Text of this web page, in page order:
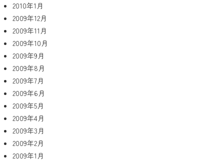
2010年1月
2009年12月
2009年11月
2009年10月
2009年9月
2009年8月
2009年7月
2009年6月
2009年5月
2009年4月
2009年3月
2009年2月
2009年1月